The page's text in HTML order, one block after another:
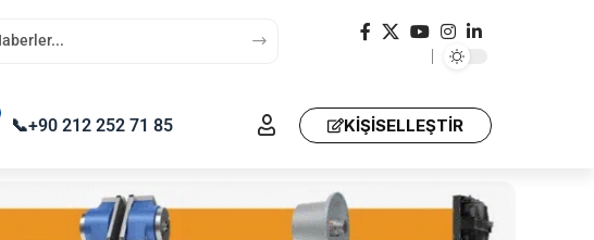
📞+90 212 252 71 85 KIŞISELLEŞTIR